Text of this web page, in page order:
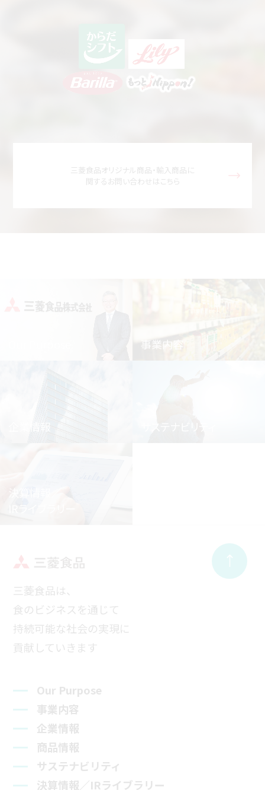
三菱食品オリジナル商品・輸入商品に
関するお問い合わせはこちら
事業内容
企業情報 サステナビリティ
三菱食品は、
食のビジネスを通じて
持続可能な社会の実現に
貢献していきます
Our Purpose
事業内容
企業情報
商品情報
サステナビリティ
決算情報／IRライブラリー